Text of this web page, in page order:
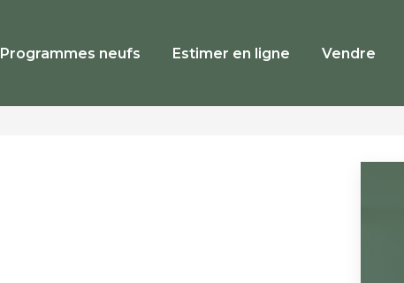
Programmes neufs Estimer en ligne Vendre